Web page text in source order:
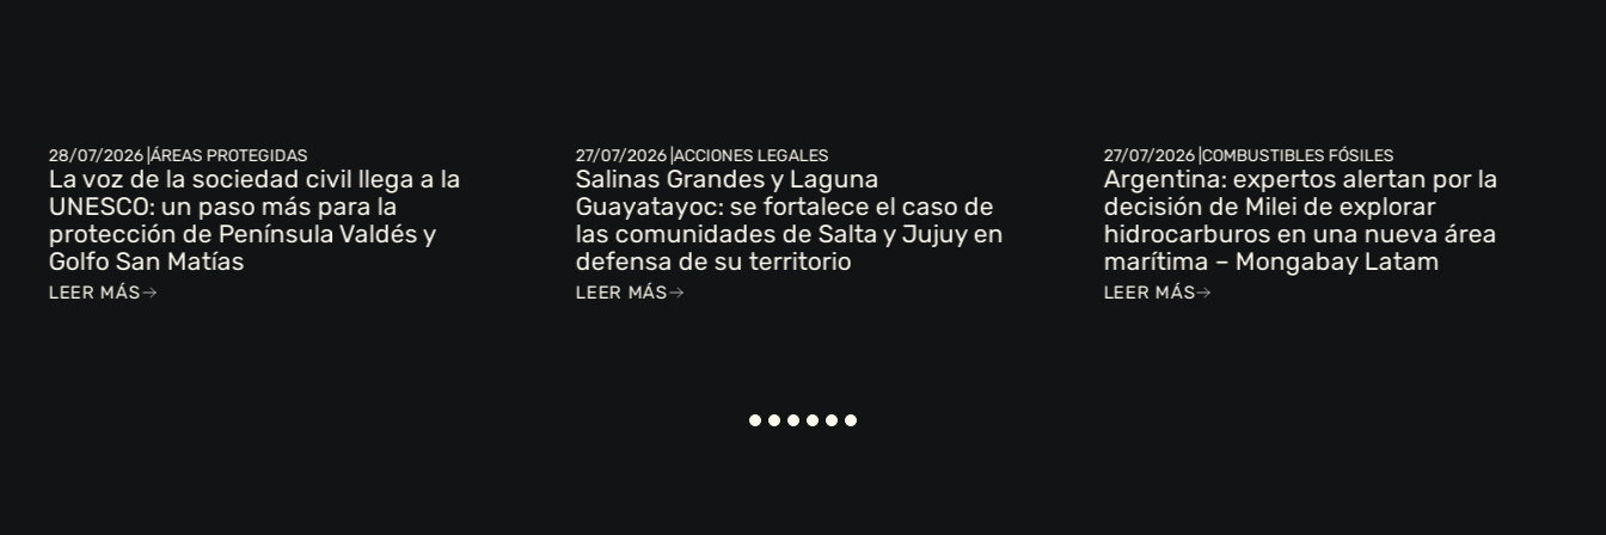
28/07/2026 |ÁREAS PROTEGIDAS
La voz de la sociedad civil llega a la
UNESCO: un paso más para la
protección de Península Valdés y
Golfo San Matías
LEER MÁS
27/07/2026 |ACCIONES LEGALES
Salinas Grandes y Laguna
Guayatayoc: se fortalece el caso de
las comunidades de Salta y Jujuy en
defensa de su territorio
LEER MÁS
27/07/2026 | COMBUSTIBLES FÓSILES
Argentina: expertos alertan por la
decisión de Milei de explorar
hidrocarburos en una nueva área
marítima – Mongabay Latam
LEER MÁS